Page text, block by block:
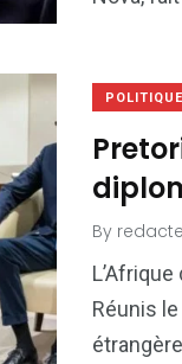
POLITIQUE
By
Réunis